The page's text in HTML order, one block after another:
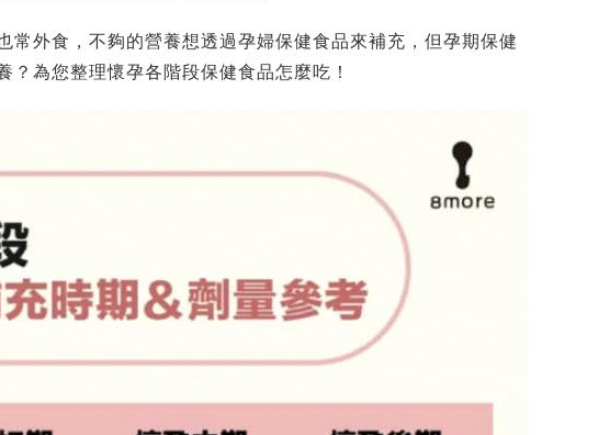
外食，不夠的營養想透過孕婦保健食品來補充，但孕期保健
為您整理懷孕各階段保健食品怎麼吃！